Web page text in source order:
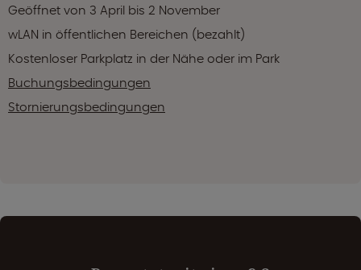
Geöffnet von 3 April bis 2 November
wLAN in öffentlichen Bereichen (bezahlt)
Kostenloser Parkplatz in der Nähe oder im Park
Buchungsbedingungen
Stornierungsbedingungen